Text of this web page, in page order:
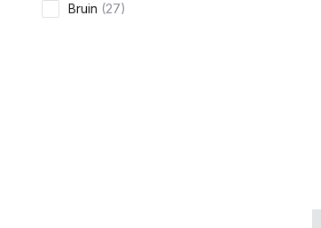
Bruin (27)